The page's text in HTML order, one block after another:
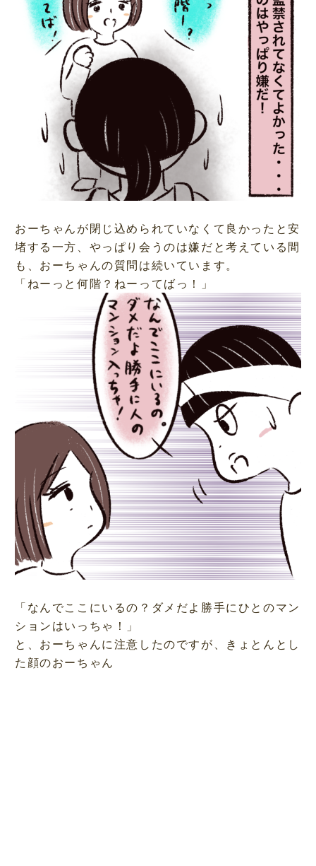
おーちゃんが閉じ込められていなくて良かったと安
堵する一方、やっぱり会うのは嫌だと考えている間
も、おーちゃんの質問は続いています。
「ねーっと何階？ねーってばっ！」
「なんでここにいるの？ダメだよ勝手にひとのマン
ションはいっちゃ！」
と、おーちゃんに注意したのですが、きょとんとし
た顔のおーちゃん